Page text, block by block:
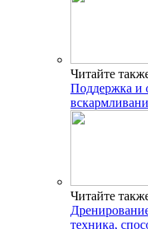
Читайте
Поддержка и
Читайте
техника,